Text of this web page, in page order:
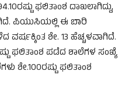
ಫಲಿತಾಂಶ ದಾಖಲಾಗಿದ್ದು,
ಪಿಯುಸಿಯಲ್ಲಿ ಈ ಬಾರಿ
ವರ್ಷಕ್ಕಿಂತ ಶೇ. 13 ಹೆಚ್ಚಳವಾಗಿದೆ.
ಫಲಿತಾಂಶ ಪಡೆದ ಶಾಲೆಗಳ ಸಂಖ್ಯೆ
ಶೇ.100ರಷ್ಟು ಫಲಿತಾಂಶ